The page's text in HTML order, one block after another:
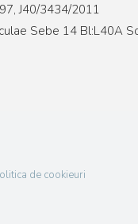
J40/3434/2011
Sebe 14 Bl:L40A
de cookieuri